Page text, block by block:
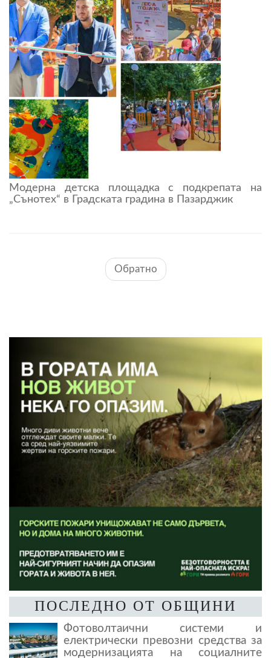
Модерна детска площадка с подкрепата на
„Сънотех“ в Градската градина в Пазарджик
Обратно
ПОСЛЕДНО ОТ ОБЩИНИ
Фотоволтаични системи и
електрически превозни средства за
модернизацията на социалните